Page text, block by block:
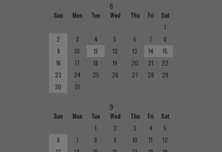
8
Sun Mon Tue Wed Thu Fri
Sat
1
2
3 4 5 6 7
8
9
10 11 12 13 14
15
16
17 18 19 20 21
22
23
24 25 26 27 28
29
30
31
9
Sun Mon Tue Wed Thu Fri
Sat
1
2 3 4
5
6
7 8 9 10 11
12